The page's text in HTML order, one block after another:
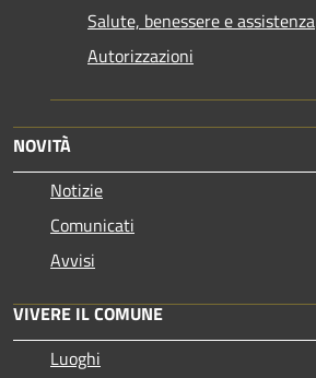
Salute, benessere e assistenza
Autorizzazioni
NOVITÀ
Notizie
Comunicati
Avvisi
VIVERE IL COMUNE
Luoghi